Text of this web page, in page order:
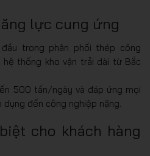
lực cung ứng
trong phân phối thép công
thống kho vận trải dài từ Bắc
500 tấn/ngày và đáp ứng mọi
đến công nghiệp nặng.
cho khách hàng